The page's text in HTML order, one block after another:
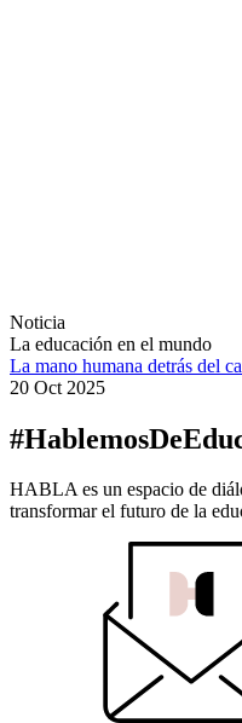
Noticia
La educación en el mundo
La mano humana detrás del
20 Oct 2025
HABLA es un espacio de
transformar el futuro de la